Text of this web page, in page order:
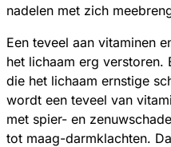
nadelen met zich
Een teveel aan vitaminen
het lichaam erg
die het lichaam ernstige
wordt een teveel van
met spier- en
tot maag-darmklachten.